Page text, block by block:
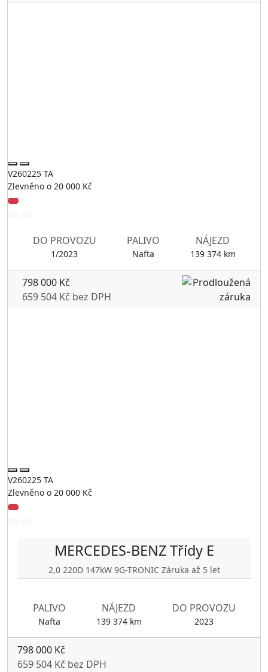
V260225 TA
Zlevněno o 20 000 Kč
DO PROVOZU
1/2023
PALIVO
Nafta
NÁJEZD
139 374 km
798 000 Kč
659 504 Kč bez DPH
V260225 TA
Zlevněno o 20 000 Kč
MERCEDES-BENZTřídy E
2,0 220D 147kW 9G-TRONIC Záruka až 5 let
PALIVO
Nafta
NÁJEZD
139 374 km
DO PROVOZU
2023
798 000 Kč
659 504 Kč bez DPH